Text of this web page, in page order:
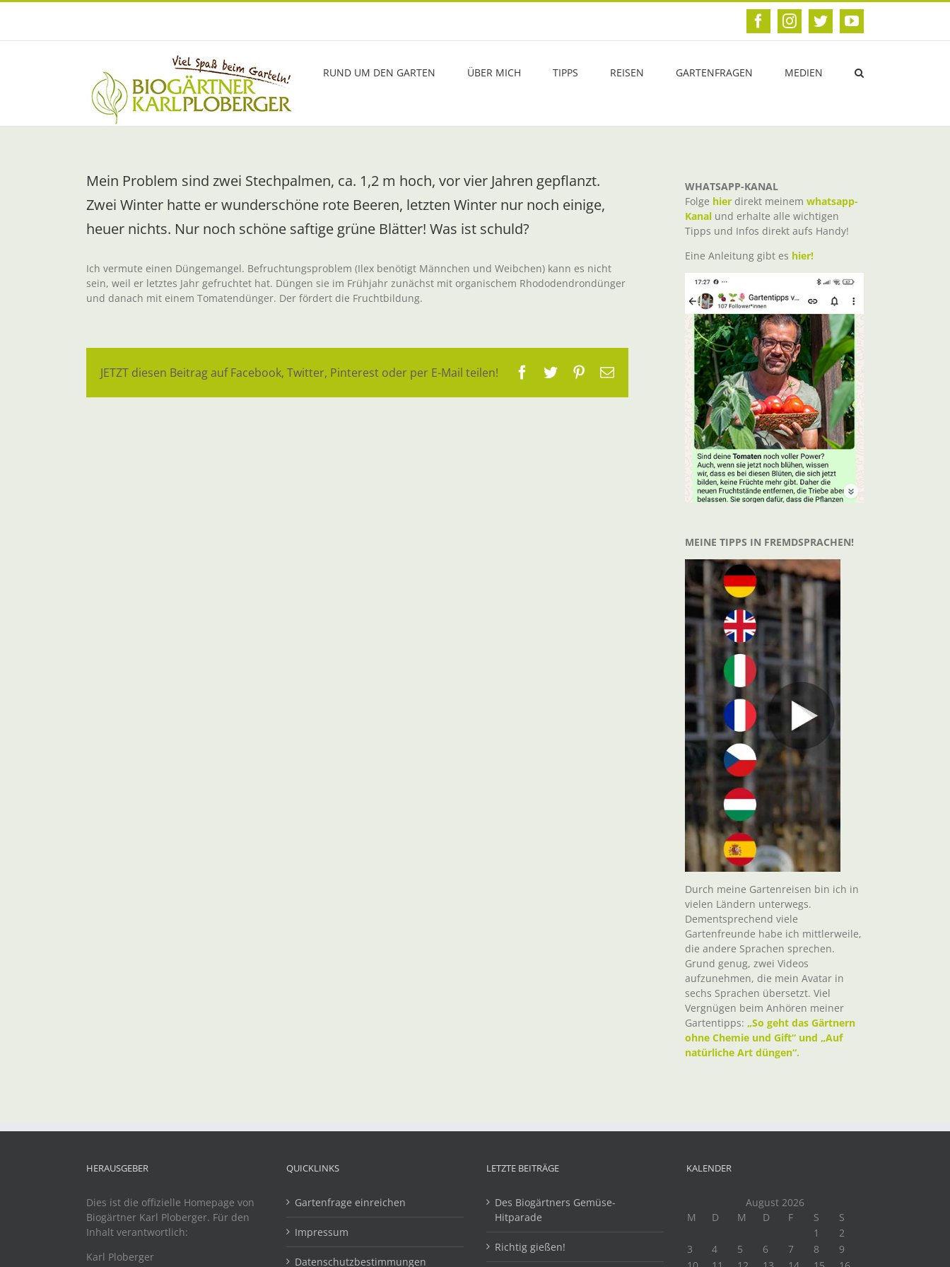
Zum
FacebookInstagram
TwitterYouTube
RUND UM DEN GARTEN ÜBER MICH TIPPS REISEN GARTENFRAGEN MEDIEN
Mein Problem sind zwei Stechpalmen, ca. 1,2 m hoch, vor vier Jahren gepflanzt.
Zwei Winter hatte er wunderschöne rote Beeren, letzten Winter nur noch einige,
heuer nichts. Nur noch schöne saftige grüne Blätter! Was ist schuld?
Ich vermute einen Düngemangel. Befruchtungsproblem (Ilex benötigt Männchen und Weibchen) kann es nicht
sein, weil er letztes Jahr gefruchtet hat. Düngen sie im Frühjahr zunächst mit organischem Rhododendrondünger
und danach mit einem Tomatendünger. Der fördert die Fruchtbildung.
JETZT diesen Beitrag auf Facebook, Twitter, Pinterest oder per E-Mail teilen! Facebook
TwitterPinterest
E-
WHATSAPP-KANAL
Folge hier direkt meinem whatsapp-
Kanal und erhalte alle wichtigen
Tipps und Infos direkt aufs Handy!
Eine Anleitung gibt es hier!
MEINE TIPPS IN FREMDSPRACHEN!
Durch meine Gartenreisen bin ich in
vielen Ländern unterwegs.
Dementsprechend viele
Gartenfreunde habe ich mittlerweile,
die andere Sprachen sprechen.
Grund genug, zwei Videos
aufzunehmen, die mein Avatar in
sechs Sprachen übersetzt. Viel
Vergnügen beim Anhören meiner
Gartentipps: „So geht das Gärtnern
ohne Chemie und Gift“ und „Auf
natürliche Art düngen“.
HERAUSGEBER
Dies ist die offizielle Homepage von
Biogärtner Karl Ploberger. Für den
Inhalt verantwortlich:
Karl Ploberger
QUICKLINKS
Gartenfrage einreichen
Impressum
Datenschutzbestimmungen
LETZTE BEITRÄGE
Des Biogärtners Gemüse-
Hitparade
Richtig gießen!
KALENDER
August 2026
M
D M D F S
S
1
2
3
4 5 6 7 8
9